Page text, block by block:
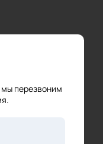
перезвоним